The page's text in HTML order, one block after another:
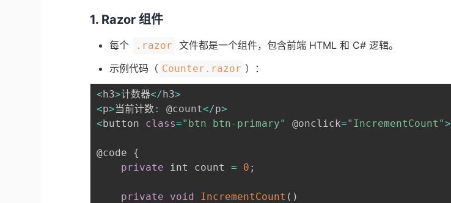
1. Razor 组件
每个 .razor
文件都是一个组件，包含前端 HTML 和 C# 逻辑。
示例代码（ Counter.razor ）：
<h3>计数器</h3>
<p>当前计数: @count</p>
<button class="btn btn-primary" @onclick="IncrementCount">
@code {
private int count = 0 ;
private void IncrementCount ( )